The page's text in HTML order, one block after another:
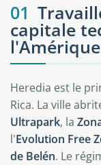
01
capitale
Heredia est le
Rica. La ville
Ultrapark, la
l'Evolution Free
de Belén. Le